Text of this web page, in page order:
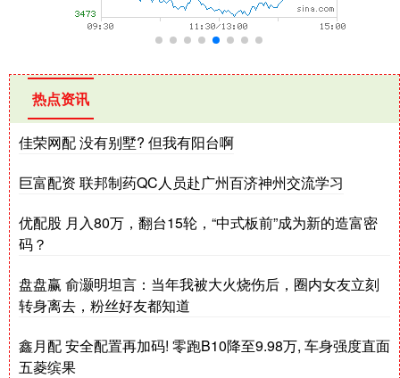
热点资讯
佳荣网配 没有别墅? 但我有阳台啊
巨富配资 联邦制药QC人员赴广州百济神州交流学习
优配股 月入80万，翻台15轮，“中式板前”成为新的造富密
码？
盘盘赢 俞灏明坦言：当年我被大火烧伤后，圈内女友立刻
转身离去，粉丝好友都知道
鑫月配 安全配置再加码! 零跑B10降至9.98万, 车身强度直面
五菱缤果